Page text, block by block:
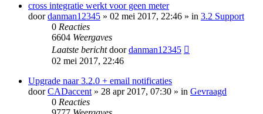
cross integratie werkt voor geen meter
doordanman12345 » 02 mei 2017, 22:46 » in 3.2 Support
0 Reacties
6604 Weergaves
Laatste berichtdoordanman12345
02 mei 2017, 22:46
Upgrade naar 3.2.0 + email notificaties
doorCADaccent» 28 apr 2017, 07:30 » in Gevraagd
0 Reacties